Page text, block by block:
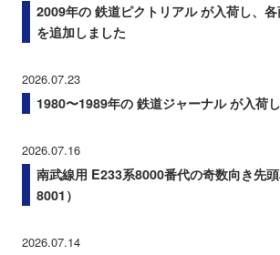
2009年の 鉄道ピクトリアル が入荷し、
を追加しました
2026.07.23
1980〜1989年の 鉄道ジャーナル が入荷
2026.07.16
南武線用 E233系8000番代の奇数向き先
8001）
2026.07.14